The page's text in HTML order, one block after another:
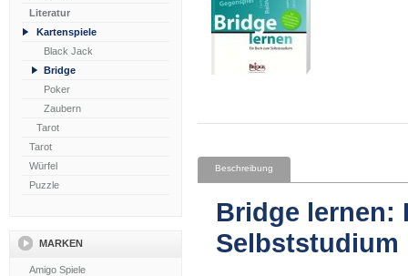
Literatur
Kartenspiele
Black Jack
Bridge
Poker
Zaubern
Tarot
Tarot
Würfel
Puzzle
MARKEN
Beschreibung
Bridge lernen:
Selbststudium